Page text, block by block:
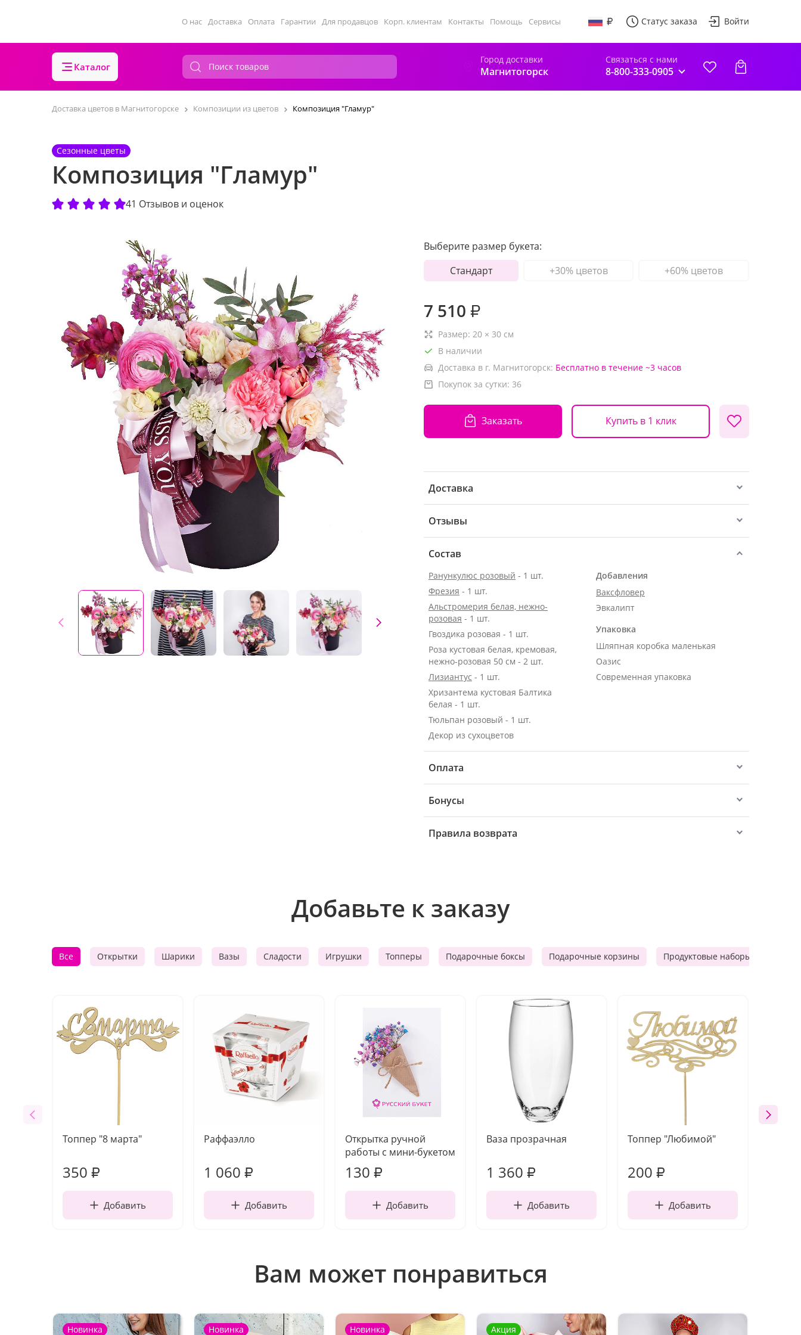
О нас Доставка Оплата Гарантии Для продавцов Корп. клиентам Контакты Помощь Сервисы Статус заказа Войти
Каталог
Город доставки
Магнитогорск
Связаться с нами
8-800-333-0905
Доставка цветов в Магнитогорске Композиции из цветов Композиция "Гламур"
Сезонные цветы
Композиция "Гламур"
41 Отзывов и оценок
Выберите размер букета:
Стандарт
+30% цветов +60% цветов
7 510 ₽
Размер: 20 × 30 см
В наличии
Доставка в г. Магнитогорск: Бесплатно в течение ~3 часов
Покупок за сутки: 36
Заказать Купить в 1 клик
Доставка
Отзывы
Состав
Ранункулюс розовый - 1 шт.
Фрезия - 1 шт.
Альстромерия белая, нежно-
розовая - 1 шт.
Гвоздика розовая - 1 шт.
Роза кустовая белая, кремовая,
нежно-розовая 50 см - 2 шт.
Лизиантус - 1 шт.
Хризантема кустовая Балтика
белая - 1 шт.
Тюльпан розовый - 1 шт.
Декор из сухоцветов
Добавления
Ваксфловер
Эвкалипт
Упаковка
Шляпная коробка маленькая
Оазис
Современная упаковка
Оплата
Бонусы
Правила возврата
Добавьте к заказу
Все Открытки Шарики Вазы Сладости Игрушки Топперы Подарочные боксы Подарочные корзины Продуктовые наборы
Топпер "8 марта"
350 ₽
Добавить
Раффаэлло
1 060 ₽
Добавить
Открытка ручной
работы с мини-букетом
130 ₽
Добавить
Ваза прозрачная
1 360 ₽
Добавить
Топпер "Любимой"
200 ₽
Добавить
Вам может понравиться
Новинка Новинка Новинка Акция